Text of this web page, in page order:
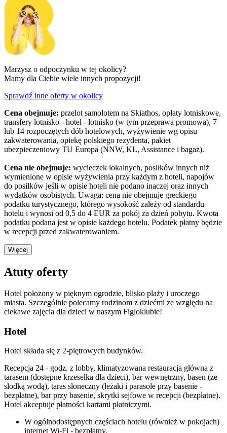
Marzysz o odpoczynku w tej okolicy?
Mamy dla Ciebie wiele innych propozycji!
Sprawdź inne oferty w okolicy
Cena obejmuje: przelot samolotem na Skiathos, opłaty lotniskowe,
transfery lotnisko - hotel - lotnisko (w tym przeprawa promowa), 7
lub 14 rozpoczętych dób hotelowych, wyżywienie wg opisu
zakwaterowania, opiekę polskiego rezydenta, pakiet
ubezpieczeniowy TU Europa (NNW, KL, Assistance i bagaż).
Cena nie obejmuje: wycieczek lokalnych, posiłków innych niż
wymienione w opisie wyżywienia przy każdym z hoteli, napojów
do posiłków jeśli w opisie hoteli nie podano inaczej oraz innych
wydatków osobistych. Uwaga: cena nie obejmuje greckiego
podatku turystycznego, którego wysokość zależy od standardu
hotelu i wynosi od 0,5 do 4 EUR za pokój za dzień pobytu. Kwota
podatku podana jest w opisie każdego hotelu. Podatek płatny będzie
w recepcji przed zakwaterowaniem.
Więcej
Atuty oferty
Hotel położony w pięknym ogrodzie, blisko plaży i uroczego
miasta. Szczególnie polecamy rodzinom z dziećmi ze względu na
ciekawe zajęcia dla dzieci w naszym Figloklubie!
Hotel
Hotel składa się z 2-piętrowych budynków.
Recepcja 24 - godz. z lobby, klimatyzowana restauracja główna z
tarasem (dostępne krzesełka dla dzieci), bar wewnętrzny, basen (ze
słodką wodą), taras słoneczny (leżaki i parasole przy basenie -
bezpłatne), bar przy basenie, skrytki sejfowe w recepcji (bezpłatne).
Hotel akceptuje płatności kartami płatniczymi.
W ogólnodostępnych częściach hotelu (również w pokojach)
internet Wi-Fi - bezpłatny.